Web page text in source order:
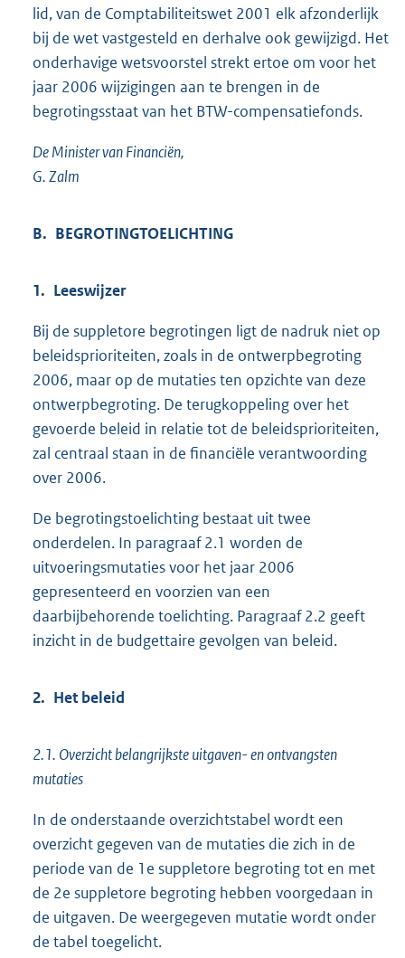
lid, van de Comptabiliteitswet 2001 elk afzonderlijk
bij de wet vastgesteld en derhalve ook gewijzigd. Het
onderhavige wetsvoorstel strekt ertoe om voor het
jaar 2006 wijzigingen aan te brengen in de
begrotingsstaat van het BTW-compensatiefonds.
De Minister van Financiën,
G. Zalm
B. BEGROTINGTOELICHTING
1. Leeswijzer
Bij de suppletore begrotingen ligt de nadruk niet op
beleidsprioriteiten, zoals in de ontwerpbegroting
2006, maar op de mutaties ten opzichte van deze
ontwerpbegroting. De terugkoppeling over het
gevoerde beleid in relatie tot de beleidsprioriteiten,
zal centraal staan in de financiële verantwoording
over 2006.
De begrotingstoelichting bestaat uit twee
onderdelen. In paragraaf 2.1 worden de
uitvoeringsmutaties voor het jaar 2006
gepresenteerd en voorzien van een
daarbijbehorende toelichting. Paragraaf 2.2 geeft
inzicht in de budgettaire gevolgen van beleid.
2. Het beleid
2.1. Overzicht belangrijkste uitgaven- en ontvangsten
mutaties
In de onderstaande overzichtstabel wordt een
overzicht gegeven van de mutaties die zich in de
periode van de 1e suppletore begroting tot en met
de 2e suppletore begroting hebben voorgedaan in
de uitgaven. De weergegeven mutatie wordt onder
de tabel toegelicht.